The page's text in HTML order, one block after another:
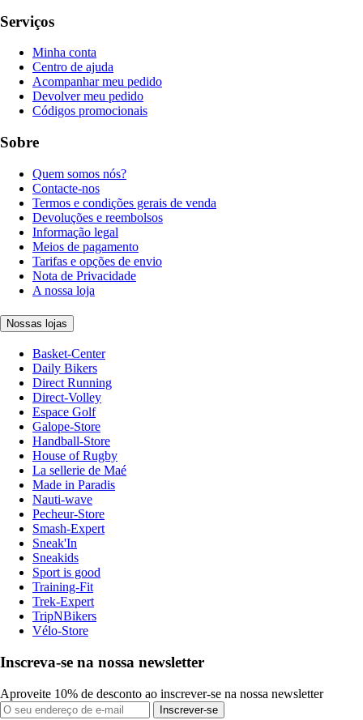
Serviços
Minha conta
Centro de ajuda
Acompanhar meu pedido
Devolver meu pedido
Códigos promocionais
Sobre
Quem somos nós?
Contacte-nos
Termos e condições gerais de venda
Devoluções e reembolsos
Informação legal
Meios de pagamento
Tarifas e opções de envio
Nota de Privacidade
A nossa loja
Nossas lojas
Basket-Center
Daily Bikers
Direct Running
Direct-Volley
Espace Golf
Galope-Store
Handball-Store
House of Rugby
La sellerie de Maé
Made in Paradis
Nauti-wave
Pecheur-Store
Smash-Expert
Sneak'In
Sneakids
Sport is good
Training-Fit
Trek-Expert
TripNBikers
Vélo-Store
Inscreva-se na nossa newsletter
Aproveite 10% de desconto ao inscrever-se na nossa newsletter
Inscrever-se